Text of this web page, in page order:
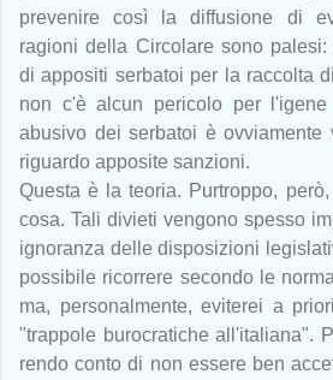
prevenire così la diffusione di
ragioni della Circolare sono
di appositi serbatoi per la raccolta
non c'è alcun pericolo per
abusivo dei serbatoi è ovviamente
riguardo apposite sanzioni.
Questa è la teoria. Purtroppo,
cosa. Tali divieti vengono spesso
ignoranza delle disposizioni
possibile ricorrere secondo le
ma, personalmente, eviterei a
"trappole burocratiche all'italiana".
rendo conto di non essere ben